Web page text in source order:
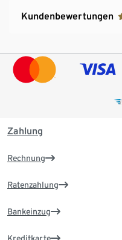
Kundenbewertungen
Zahlung
Rechnung
Ratenzahlung
Bankeinzug